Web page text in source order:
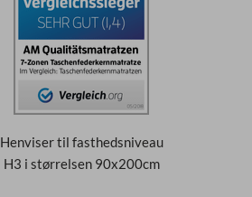
Henviser til fasthedsniveau
H3 i størrelsen 90x200cm